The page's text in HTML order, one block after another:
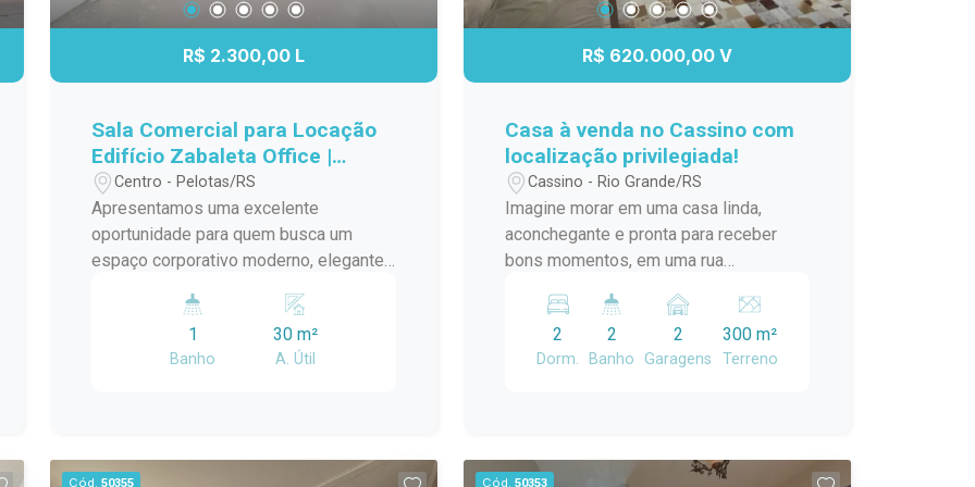
diferenciada para quem busca investir
com grande potencial de crescimento!
R$ 2.300,00 L
Sala Comercial para Locação
Edifício Zabaleta Office |
Sofisticação e Localização
Estratégica
Centro - Pelotas/RS
Apresentamos uma excelente
oportunidade para quem busca um
espaço corporativo moderno, elegante
Zabaleta Office, esta sala comercial
reúne qualidade construtiva,
acabamento de alto padrão e uma
em uma região nobre da cidade, a sala
1
Banho
30 m²
A. Útil
R$ 620.000,00 V
Casa à venda no Cassino com
localização privilegiada!
Cassino - Rio Grande/RS
Imagine morar em uma casa linda,
aconchegante e pronta para receber
bons momentos, em uma rua
que você procura. Esta bela casa conta
com 02 dormitórios e 02 banheiros,
oferecendo conforto e funcionalidade
para aproveitar um chimarrão, reunir
2
Dorm.
2
Banho
2
Garagens
300 m²
Terreno
Cód. 50355 Cód. 50353